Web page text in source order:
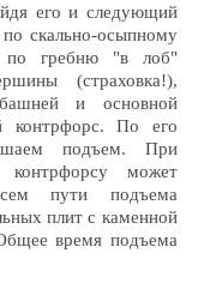
его и следующий
скально-осыпному
по гребню "в лоб"
(страховка!),
и основной
контрфорс. По его
подъем. При
может
пути подъема
плит с каменной
время подъема